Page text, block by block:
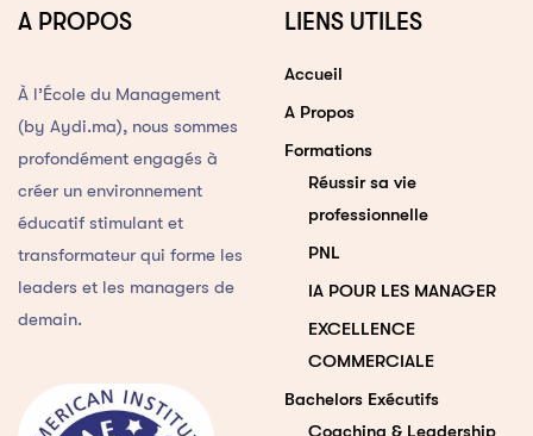
A PROPOS
À l’École du Management
(by Aydi.ma), nous sommes
profondément engagés à
créer un environnement
éducatif stimulant et
transformateur qui forme les
leaders et les managers de
demain.
LIENS UTILES
Accueil
A Propos
Formations
Réussir sa vie
professionnelle
PNL
IA POUR LES MANAGER
EXCELLENCE
COMMERCIALE
Bachelors Exécutifs
Coaching & Leadership